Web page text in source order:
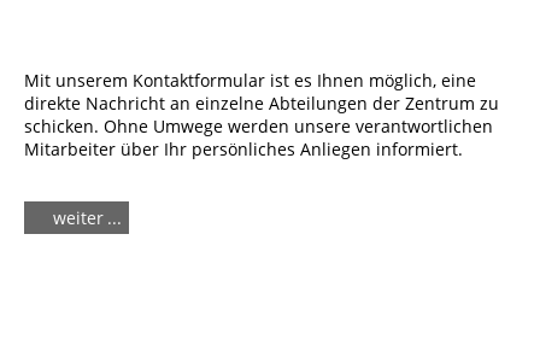
Mit unserem Kontaktformular ist es Ihnen möglich, eine
direkte Nachricht an einzelne Abteilungen der Zentrum zu
schicken. Ohne Umwege werden unsere verantwortlichen
Mitarbeiter über Ihr persönliches Anliegen informiert.
weiter